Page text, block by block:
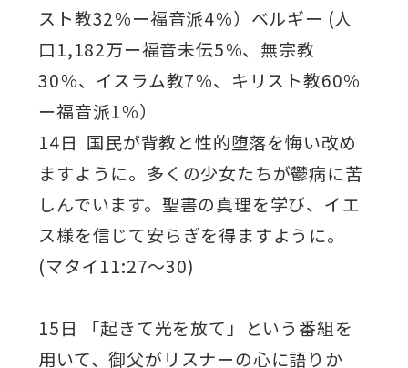
スト教32％ー福音派4％）ベルギー (人
口1,182万ー福音未伝5％、無宗教
30％、イスラム教7％、キリスト教60％
ー福音派1％）
14日 国民が背教と性的堕落を悔い改め
ますように。多くの少女たちが鬱病に苦
しんでいます。聖書の真理を学び、イエ
ス様を信じて安らぎを得ますように。
(マタイ11:27～30)
15日 「起きて光を放て」という番組を
用いて、御父がリスナーの心に語りか